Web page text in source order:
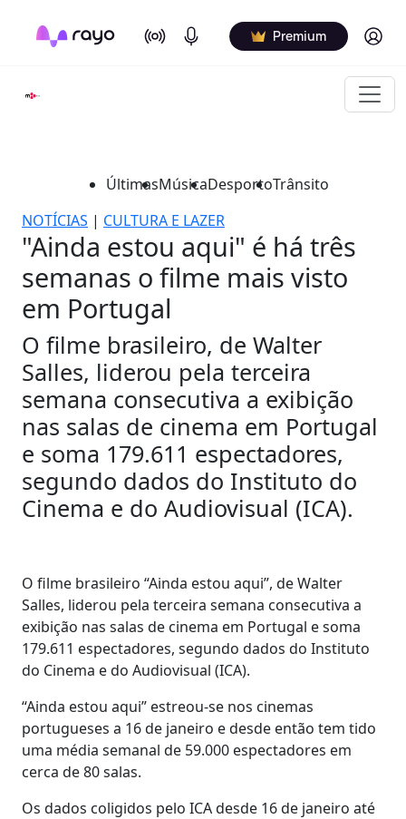
On Air Podcasts Premium Log in
ÚltimasMúsicaDesportoTrânsito
NOTÍCIAS | CULTURA E LAZER
"Ainda estou aqui" é há três
semanas o filme mais visto
em Portugal
O filme brasileiro, de Walter
Salles, liderou pela terceira
semana consecutiva a exibição
nas salas de cinema em Portugal
e soma 179.611 espectadores,
segundo dados do Instituto do
Cinema e do Audiovisual (ICA).
O filme brasileiro “Ainda estou aqui”, de Walter
Salles, liderou pela terceira semana consecutiva a
exibição nas salas de cinema em Portugal e soma
179.611 espectadores, segundo dados do Instituto
do Cinema e do Audiovisual (ICA).
“Ainda estou aqui” estreou-se nos cinemas
portugueses a 16 de janeiro e desde então tem tido
uma média semanal de 59.000 espectadores em
cerca de 80 salas.
Os dados coligidos pelo ICA desde 16 de janeiro até